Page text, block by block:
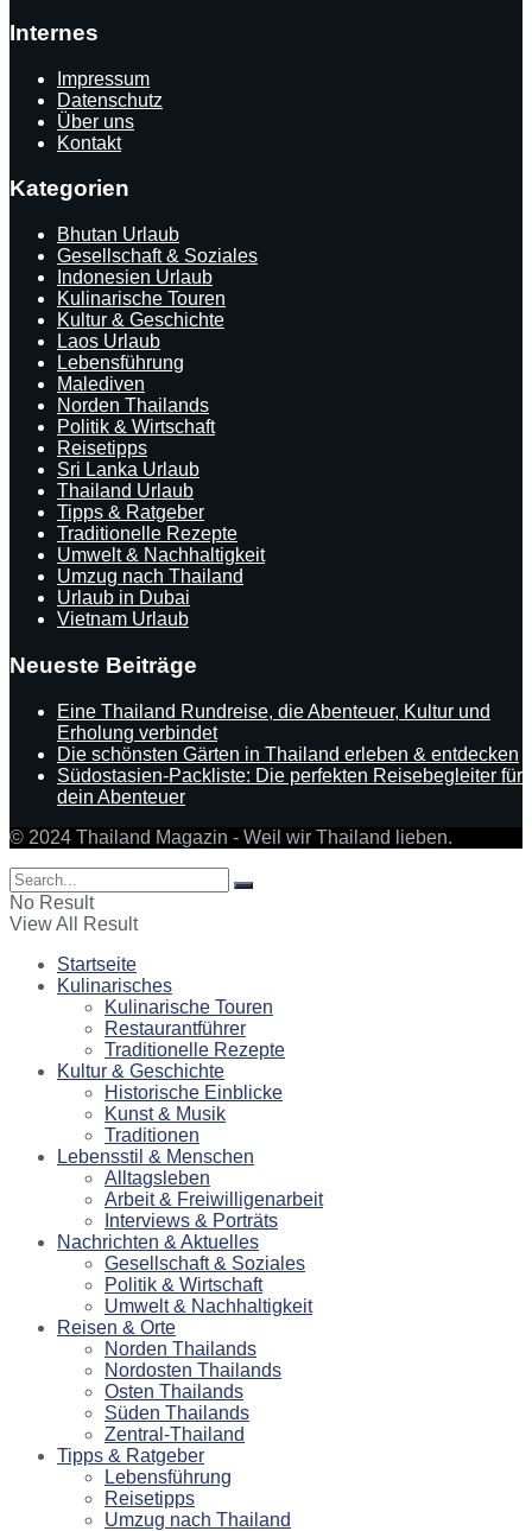
Internes
Impressum
Datenschutz
Über uns
Kontakt
Kategorien
Bhutan Urlaub
Gesellschaft & Soziales
Indonesien Urlaub
Kulinarische Touren
Kultur & Geschichte
Laos Urlaub
Lebensführung
Malediven
Norden Thailands
Politik & Wirtschaft
Reisetipps
Sri Lanka Urlaub
Thailand Urlaub
Tipps & Ratgeber
Traditionelle Rezepte
Umwelt & Nachhaltigkeit
Umzug nach Thailand
Urlaub in Dubai
Vietnam Urlaub
Neueste Beiträge
Eine Thailand Rundreise, die Abenteuer, Kultur und
Erholung verbindet
Die schönsten Gärten in Thailand erleben & entdecken
Südostasien-Packliste: Die perfekten Reisebegleiter für
dein Abenteuer
© 2024 Thailand Magazin - Weil wir Thailand lieben.
No Result
View All Result
Startseite
Kulinarisches
Kulinarische Touren
Restaurantführer
Traditionelle Rezepte
Kultur & Geschichte
Historische Einblicke
Kunst & Musik
Traditionen
Lebensstil & Menschen
Alltagsleben
Arbeit & Freiwilligenarbeit
Interviews & Porträts
Nachrichten & Aktuelles
Gesellschaft & Soziales
Politik & Wirtschaft
Umwelt & Nachhaltigkeit
Reisen & Orte
Norden Thailands
Nordosten Thailands
Osten Thailands
Süden Thailands
Zentral-Thailand
Tipps & Ratgeber
Lebensführung
Reisetipps
Umzug nach Thailand